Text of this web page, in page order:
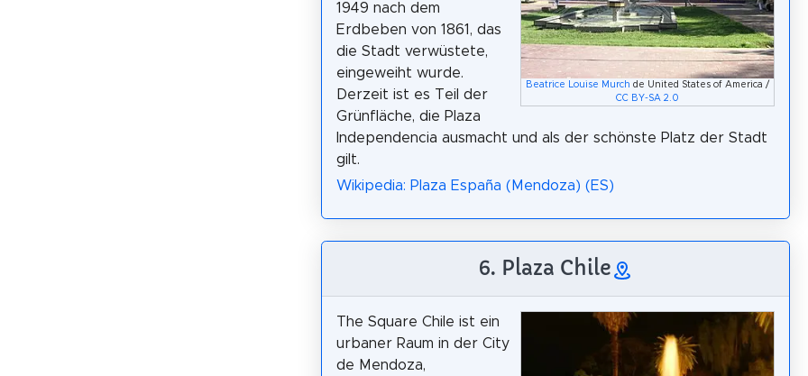
Beatrice Louise Murch de United States of America /
CC BY-SA 2.0
1949 nach dem
Erdbeben von 1861, das
die Stadt verwüstete,
eingeweiht wurde.
Derzeit ist es Teil der
Grünfläche, die Plaza
Independencia ausmacht und als der schönste Platz der Stadt
gilt.
Wikipedia: Plaza España (Mendoza) (ES)
6. Plaza Chile
The Square Chile ist ein
urbaner Raum in der City
de Mendoza,